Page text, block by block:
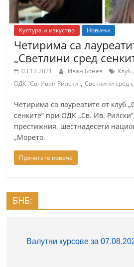
Култура и изкуство Новини
Четирима са
„Светлини сред
03.12.2021 Иван Бонев Клуб
ОДК "Св. Иван Рилски",Светлини сред
Четирима са лауреатите от клуб
сенките” при ОДК „Св. Ив.
престижния, шестнадесети
„Морето,
Прочетете повече
БНБ: